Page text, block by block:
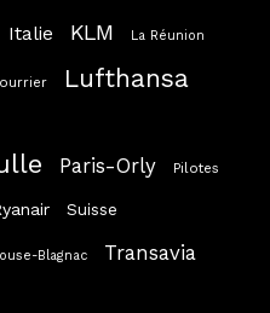
Italie KLM La Réunion
Lufthansa
Paris-Orly Pilotes
Suisse
Blagnac Transavia